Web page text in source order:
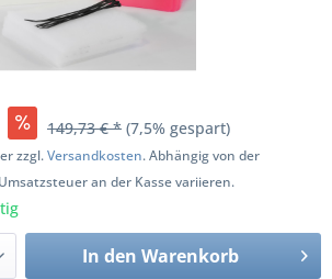
149,73 € * (7,5% gespart)
zzgl.Versandkosten. Abhängig von der
an der Kasse variieren.
In den Warenkorb